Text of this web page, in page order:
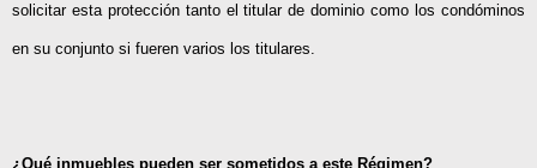
solicitar esta protección tanto el titular de dominio como los condóminos
en su conjunto si fueren varios los titulares.
¿Qué inmuebles pueden ser sometidos a este Régimen?